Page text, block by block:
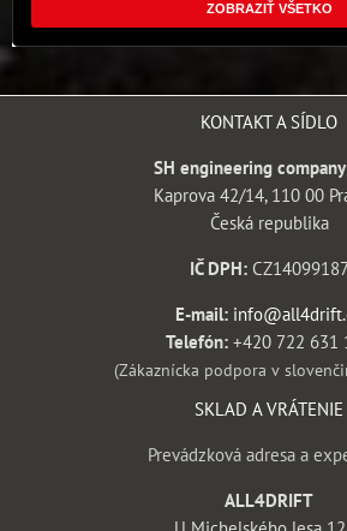
ZOBRAZIŤ VŠETKO
KONTAKT A SÍDLO
SH engineering company
Kaprova 42/14, 110 00
Česká republika
IČ DPH:CZ14099187
E-mail:
Telefón: +420 722 631
(Zákaznícka podpora v
SKLAD A VRÁTENIE
Prevádzková adresa a
ALL4DRIFT